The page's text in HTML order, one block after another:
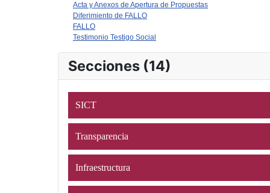
Acta y Anexos de Apertura de Propuestas
Diferimiento de FALLO
FALLO
Testimonio Testigo Social
Secciones (14)
SICT
Transparencia
Infraestructura